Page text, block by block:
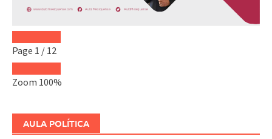
Page 1 / 12
Zoom 100%
AULA POLÍTICA